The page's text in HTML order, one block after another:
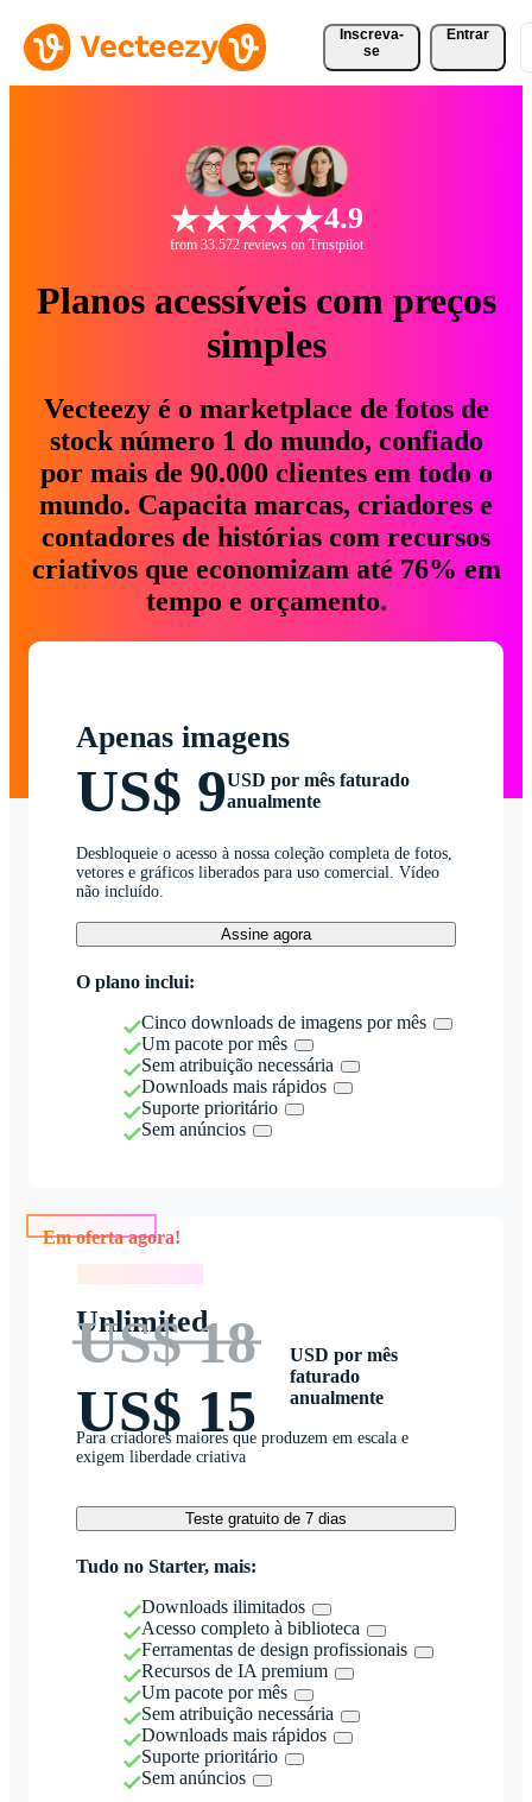
Inscreva-
se
Entrar
4.9
from 33.572 reviews on Trustpilot
Planos acessíveis com preços
simples
Vecteezy é o marketplace de fotos de
stock número 1 do mundo, confiado
por mais de 90.000 clientes em todo o
mundo. Capacita marcas, criadores e
contadores de histórias com recursos
criativos que economizam até 76% em
tempo e orçamento.
Apenas imagens
US$ 9USD por mês faturado
anualmente
Desbloqueie o acesso à nossa coleção completa de fotos,
vetores e gráficos liberados para uso comercial. Vídeo
não incluído.
Assine agora
O plano inclui:
Cinco downloads de imagens por mês
Um pacote por mês
Sem atribuição necessária
Downloads mais rápidos
Suporte prioritário
Sem anúncios
Unlimited
US$ 18
US$ 15
USD por mês
faturado
anualmente
Para criadores maiores que produzem em escala e
exigem liberdade criativa
Teste gratuito de 7 dias
Tudo no Starter, mais:
Downloads ilimitados
Acesso completo à biblioteca
Ferramentas de design profissionais
Recursos de IA premium
Um pacote por mês
Sem atribuição necessária
Downloads mais rápidos
Suporte prioritário
Sem anúncios